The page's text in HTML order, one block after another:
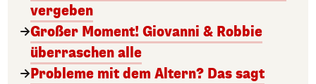
vergeben
Großer Moment! Giovanni & Robbie
überraschen alle
Probleme mit dem Altern? Das sagt